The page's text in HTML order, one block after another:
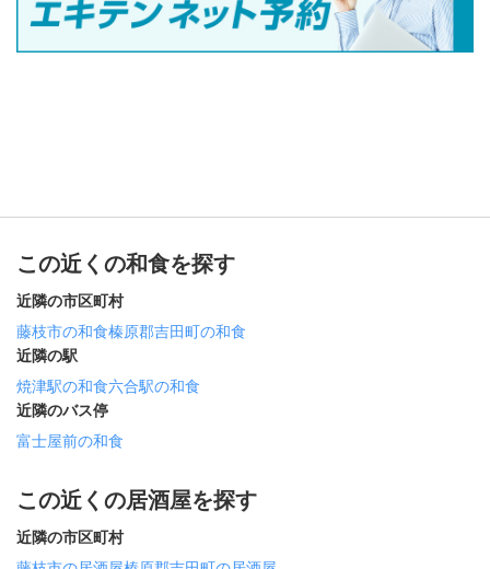
この近くの和食を探す
近隣の市区町村
藤枝市の和食榛原郡吉田町の和食
近隣の駅
焼津駅の和食六合駅の和食
近隣のバス停
富士屋前の和食
この近くの居酒屋を探す
近隣の市区町村